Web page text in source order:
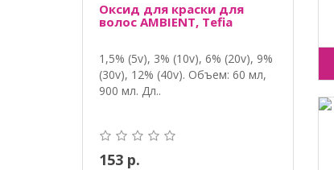
Оксид для краски для
волос AMBIENT, Tefia
1,5% (5v), 3% (10v), 6% (20v), 9%
(30v), 12% (40v). Объем: 60 мл,
900 мл. Дл..
153 р.